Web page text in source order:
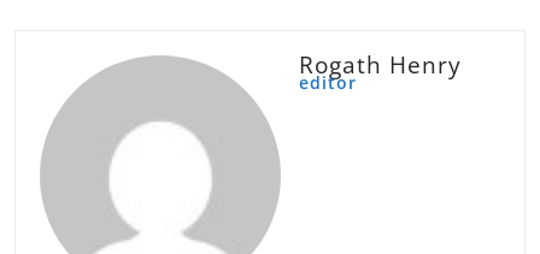
Rogath Henry
editor